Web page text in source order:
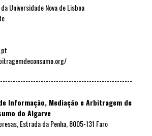
Universidade Nova de Lisboa
Informação, Mediação e Arbitragem de
do Algarve
Estrada da Penha, 8005-131 Faro